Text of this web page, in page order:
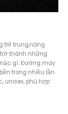
trẻ trung,năng
thành những
gì. Đường may
trong nhiều lần
unisex, phù hợp